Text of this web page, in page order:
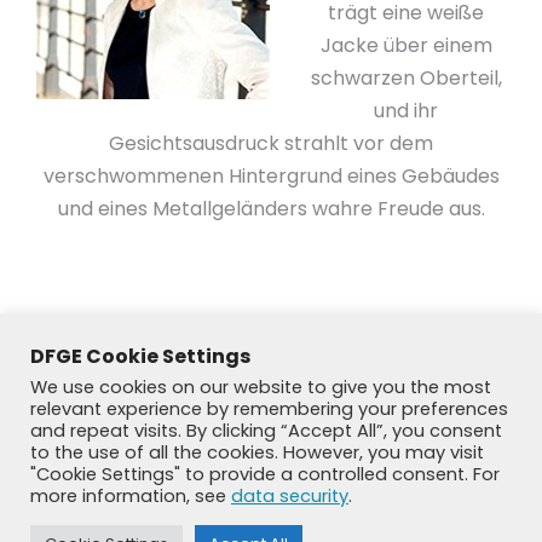
trägt eine weiße
Jacke über einem
schwarzen Oberteil,
und ihr
Gesichtsausdruck strahlt vor dem
verschwommenen Hintergrund eines Gebäudes
und eines Metallgeländers wahre Freude aus.
DFGE Cookie Settings
We use cookies on our website to give you the most
relevant experience by remembering your preferences
and repeat visits. By clicking “Accept All”, you consent
to the use of all the cookies. However, you may visit
"Cookie Settings" to provide a controlled consent. For
more information, see data security.